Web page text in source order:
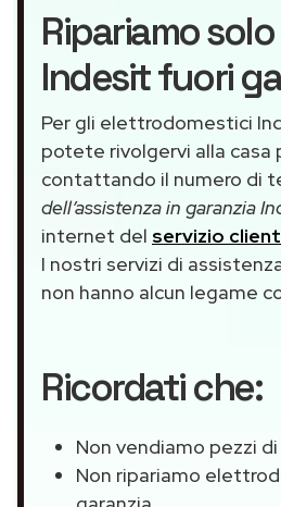
Ripariamo
Indesit fuori
Per gli elettrodomestici
potete rivolgervi alla casa
contattando il numero di
dell’assistenza in garanzia
internet del servizio
I nostri servizi di
non hanno alcun legame
Ricordati che:
Non vendiamo pezzi
Non ripariamo